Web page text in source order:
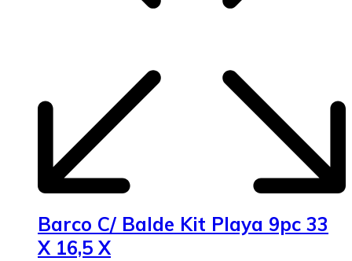
Barco C/ Balde Kit Playa 9pc 33
X 16,5 X